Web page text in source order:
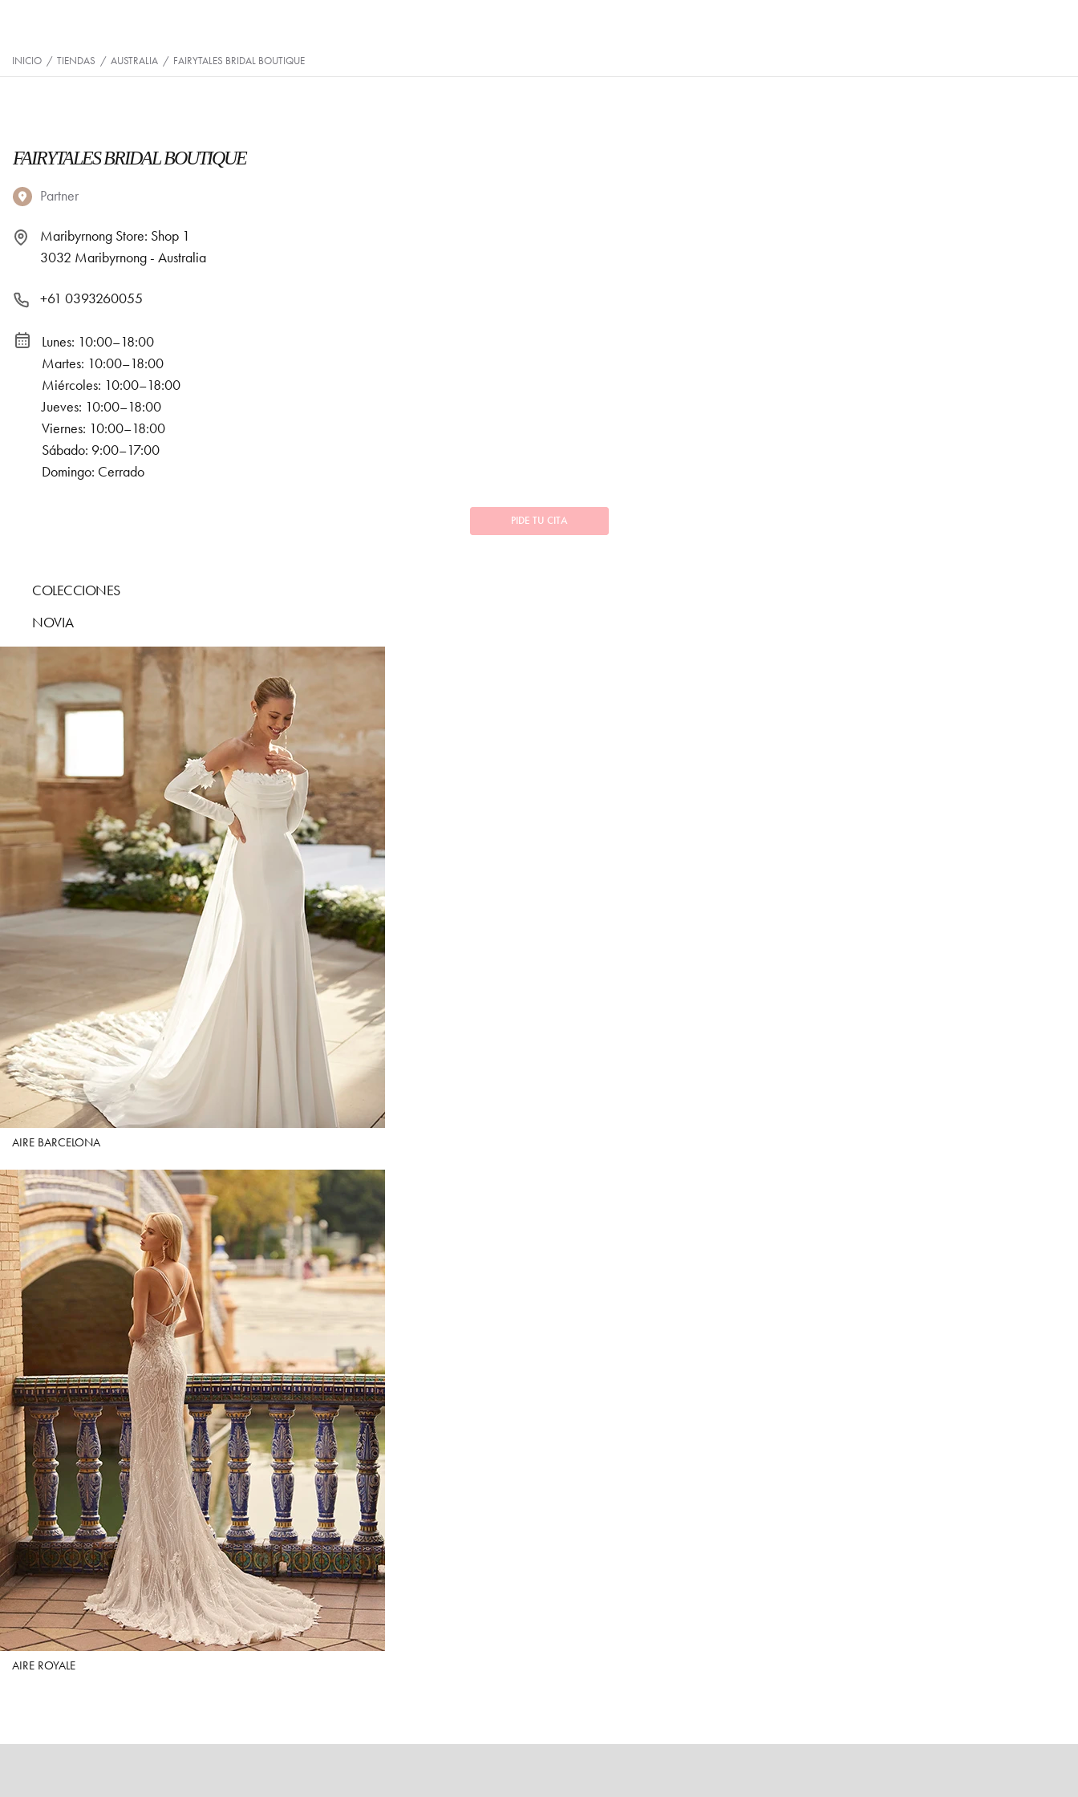
INICIO / TIENDAS / AUSTRALIA / FAIRYTALES BRIDAL BOUTIQUE
FAIRYTALES BRIDAL BOUTIQUE
Partner
Maribyrnong Store: Shop 1
3032 Maribyrnong - Australia
+61 0393260055
Lunes: 10:00–18:00
Martes: 10:00–18:00
Miércoles: 10:00–18:00
Jueves: 10:00–18:00
Viernes: 10:00–18:00
Sábado: 9:00–17:00
Domingo: Cerrado
PIDE TU CITA
COLECCIONES
NOVIA
AIRE BARCELONA
AIRE ROYALE